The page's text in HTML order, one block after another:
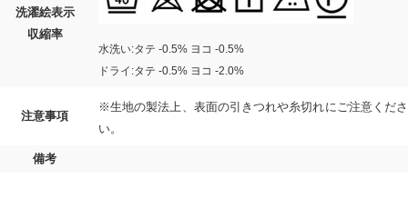
洗濯絵表示
収縮率
水洗い:タテ -0.5% ヨコ -0.5%
ドライ:タテ -0.5% ヨコ -2.0%
注意事項
※生地の製法上、表面の引きつれや糸切れにご注意くださ
い。
備考